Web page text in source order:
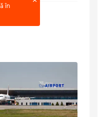
în